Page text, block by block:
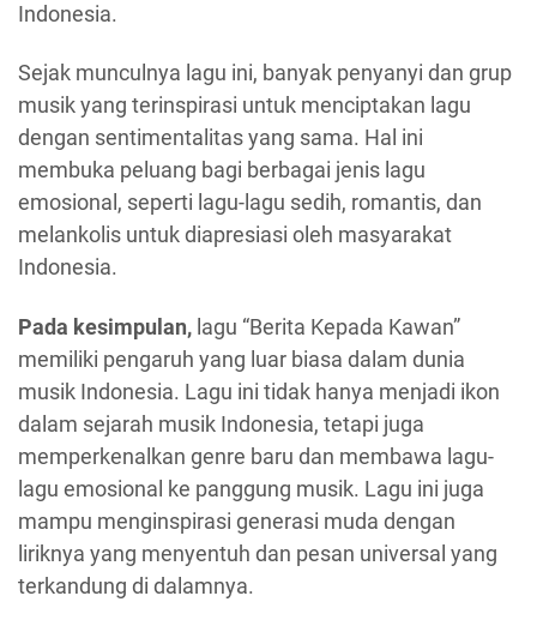
Indonesia.
Sejak munculnya lagu ini, banyak penyanyi dan grup
musik yang terinspirasi untuk menciptakan lagu
dengan sentimentalitas yang sama. Hal ini
membuka peluang bagi berbagai jenis lagu
emosional, seperti lagu-lagu sedih, romantis, dan
melankolis untuk diapresiasi oleh masyarakat
Indonesia.
Pada kesimpulan, lagu “Berita Kepada Kawan”
memiliki pengaruh yang luar biasa dalam dunia
musik Indonesia. Lagu ini tidak hanya menjadi ikon
dalam sejarah musik Indonesia, tetapi juga
memperkenalkan genre baru dan membawa lagu-
lagu emosional ke panggung musik. Lagu ini juga
mampu menginspirasi generasi muda dengan
liriknya yang menyentuh dan pesan universal yang
terkandung di dalamnya.